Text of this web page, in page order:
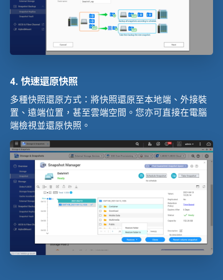
4. 快速還原快照
多種快照還原方式：將快照還原至本地端、外接裝
置、遠端位置，甚至雲端空間。您亦可直接在電腦
端檢視並還原快照。